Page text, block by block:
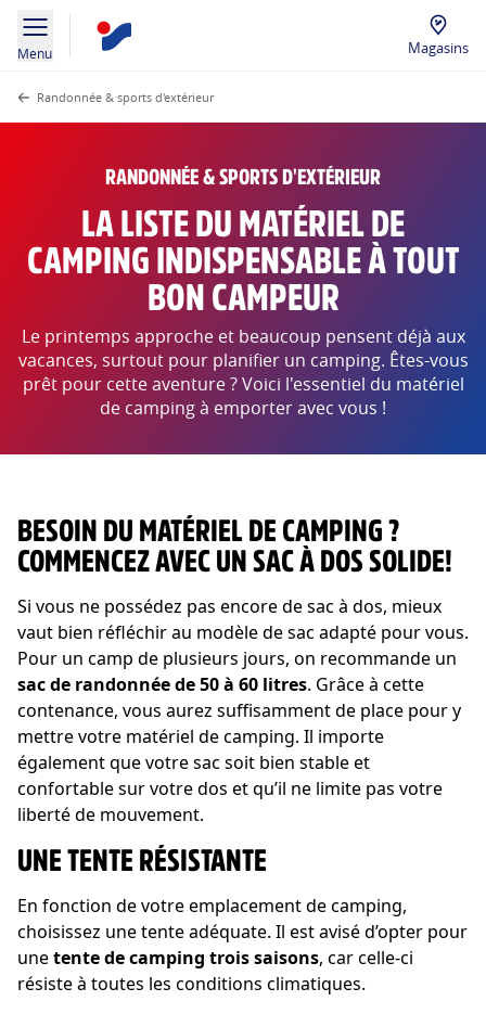
Menu Magasins
Randonnée & sports d'extérieur
RANDONNÉE & SPORTS D'EXTÉRIEUR
LA LISTE DU MATÉRIEL DE
CAMPING INDISPENSABLE À TOUT
BON CAMPEUR
Le printemps approche et beaucoup pensent déjà aux
vacances, surtout pour planifier un camping. Êtes-vous
prêt pour cette aventure ? Voici l'essentiel du matériel
de camping à emporter avec vous !
BESOIN DU MATÉRIEL DE CAMPING ?
COMMENCEZ AVEC UN SAC À DOS SOLIDE!
Si vous ne possédez pas encore de sac à dos, mieux
vaut bien réfléchir au modèle de sac adapté pour vous.
Pour un camp de plusieurs jours, on recommande un
sac de randonnée de 50 à 60 litres. Grâce à cette
contenance, vous aurez suffisamment de place pour y
mettre votre matériel de camping. Il importe
également que votre sac soit bien stable et
confortable sur votre dos et qu’il ne limite pas votre
liberté de mouvement.
UNE TENTE RÉSISTANTE
En fonction de votre emplacement de camping,
choisissez une tente adéquate. Il est avisé d’opter pour
unetente de camping trois saisons, car celle-ci
résiste à toutes les conditions climatiques.